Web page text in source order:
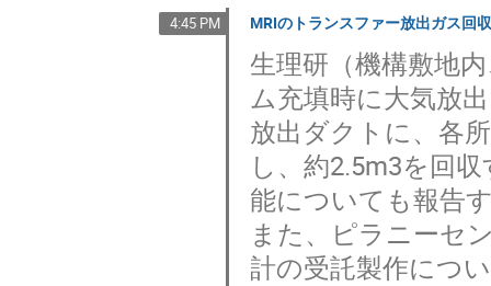
4:45 PM MRIのトランスファー放出ガス回
生理研（機構敷地
ム充填時に大気放
放出ダクトに、各
し、約2.5m3を回
能についても報告
また、ピラニーセ
計の受託製作につ